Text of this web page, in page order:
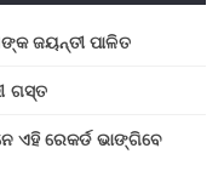
ଜୟନ୍ତୀ ପାଳିତ
ଗସ୍ତ
ରେକର୍ଡ ଭାଙ୍ଗିବେ